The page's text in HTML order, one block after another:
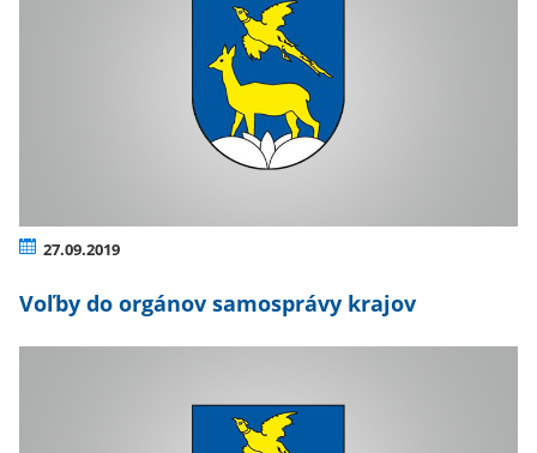
27.09.2019
Voľby do orgánov samosprávy krajov